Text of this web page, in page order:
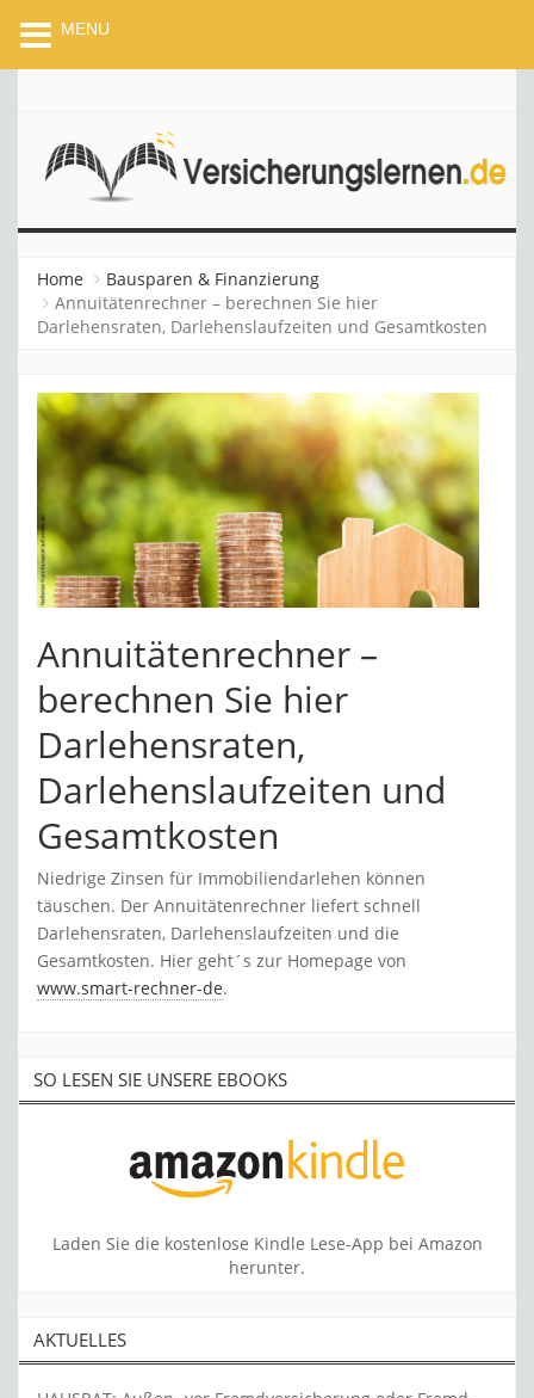
Home
Bausparen & Finanzierung
Annuitätenrechner – berechnen Sie hier
Darlehensraten, Darlehenslaufzeiten und Gesamtkosten
Annuitätenrechner –
berechnen Sie hier
Darlehensraten,
Darlehenslaufzeiten und
Gesamtkosten
Niedrige Zinsen für Immobiliendarlehen können
täuschen. Der Annuitätenrechner liefert schnell
Darlehensraten, Darlehenslaufzeiten und die
Gesamtkosten. Hier geht´s zur Homepage von
www.smart-rechner-de.
SO LESEN SIE UNSERE EBOOKS
Laden Sie die kostenlose Kindle Lese-App bei Amazon
herunter.
AKTUELLES
MENU